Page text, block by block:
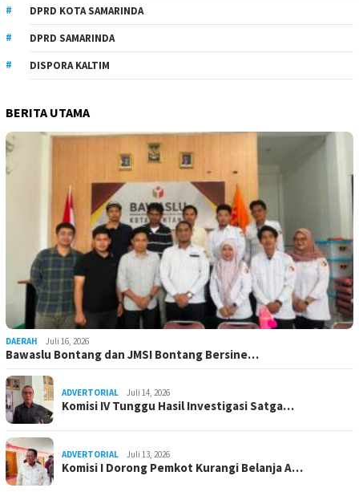
DPRD KOTA SAMARINDA
DPRD SAMARINDA
DISPORA KALTIM
BERITA UTAMA
DAERAH Juli 16, 2026
Bawaslu Bontang dan JMSI Bontang Bersine…
ADVERTORIAL Juli 14, 2026
Komisi IV Tunggu Hasil Investigasi Satga…
ADVERTORIAL Juli 13, 2026
Komisi I Dorong Pemkot Kurangi Belanja A…